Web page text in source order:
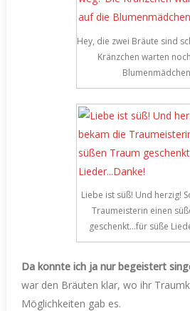
Hey, die zwei Bräute sind
Kränzchen warten
Liebe ist süß! Und herzig!
Traumeisterin einen
geschenkt…für süße
Da konnte ich ja nur begeistert
war den Bräuten klar, wo ihr
Möglichkeiten gab es.